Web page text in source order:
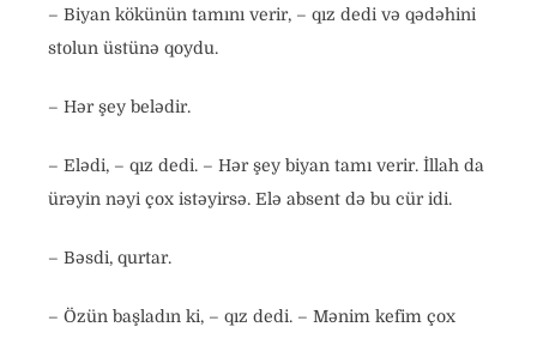
– Biyan kökünün tamını verir, – qız dedi və qədəhini
stolun üstünə qoydu.
– Hər şey belədir.
– Elədi, – qız dedi. – Hər şey biyan tamı verir. İllah da
ürəyin nəyi çox istəyirsə. Elə absent də bu cür idi.
– Bəsdi, qurtar.
– Özün başladın ki, – qız dedi. – Mənim kefim çox